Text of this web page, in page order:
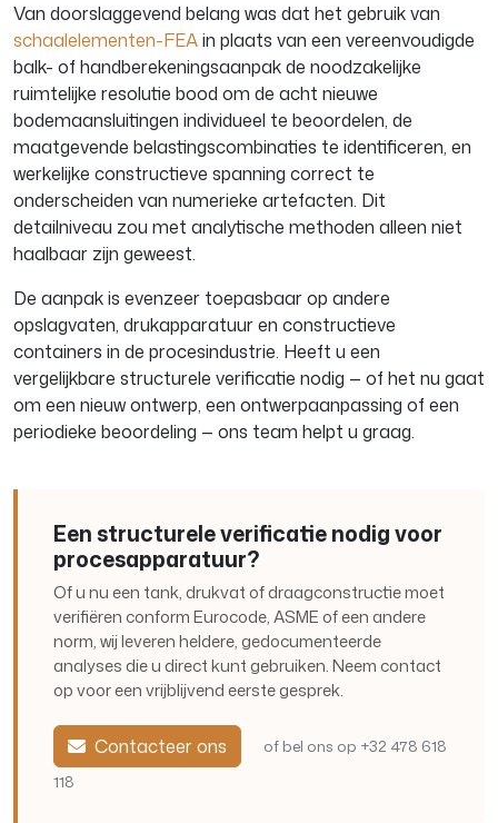
Van doorslaggevend belang was dat het gebruik van
schaalelementen-FEAin plaats van een vereenvoudigde
balk- of handberekeningsaanpak de noodzakelijke
ruimtelijke resolutie bood om de acht nieuwe
bodemaansluitingen individueel te beoordelen, de
maatgevende belastingscombinaties te identificeren, en
werkelijke constructieve spanning correct te
onderscheiden van numerieke artefacten. Dit
detailniveau zou met analytische methoden alleen niet
haalbaar zijn geweest.
De aanpak is evenzeer toepasbaar op andere
opslagvaten, drukapparatuur en constructieve
containers in de procesindustrie. Heeft u een
vergelijkbare structurele verificatie nodig — of het nu gaat
om een nieuw ontwerp, een ontwerpaanpassing of een
periodieke beoordeling — ons team helpt u graag.
Een structurele verificatie nodig voor
procesapparatuur?
Of u nu een tank, drukvat of draagconstructie moet
verifiëren conform Eurocode, ASME of een andere
norm, wij leveren heldere, gedocumenteerde
analyses die u direct kunt gebruiken. Neem contact
op voor een vrijblijvend eerste gesprek.
Contacteer ons
of bel ons op +32 478 618
118